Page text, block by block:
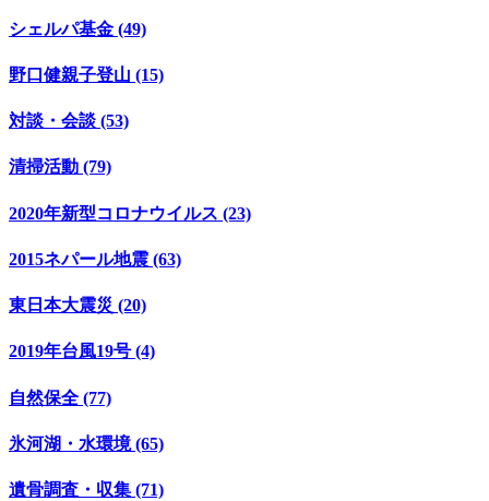
シェルパ基金 (49)
野口健親子登山 (15)
対談・会談 (53)
清掃活動 (79)
2020年新型コロナウイルス (23)
2015ネパール地震 (63)
東日本大震災 (20)
2019年台風19号 (4)
自然保全 (77)
氷河湖・水環境 (65)
遺骨調査・収集 (71)